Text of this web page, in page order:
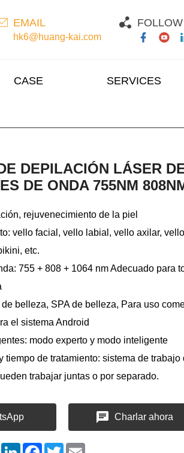
EMAIL
hk6@huang-kai.com
CASE SERVICES
DEPILACIÓN LÁSER
DE ONDA 755NM
rejuvenecimiento de la piel
vello facial, vello labial, vello axilar,
etc.
755 + 808 + 1064 nm Adecuado para
belleza, SPA de belleza, Para uso
el sistema Android
modo experto y modo inteligente
tiempo de tratamiento: sistema de trabajo
trabajar juntas o por separado.
Charlar ahora
ShareLinkedInFacebook
Twitter